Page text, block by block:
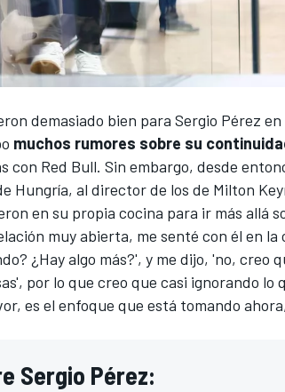
demasiado bien para Sergio Pérez en
muchos rumores sobre su
con Red Bull. Sin embargo, desde
Hungría, al director de los de Milton
en su propia cocina para ir más allá
muy abierta, me senté con él en la
¿Hay algo más?', y me dijo, 'no, creo
por lo que creo que casi ignorando lo
es el enfoque que está tomando
Sergio Pérez: